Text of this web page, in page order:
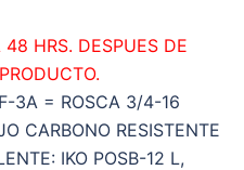
HRS. DESPUES DE
3A = ROSCA 3/4-16
CARBONO RESISTENTE
IKO POSB-12 L,